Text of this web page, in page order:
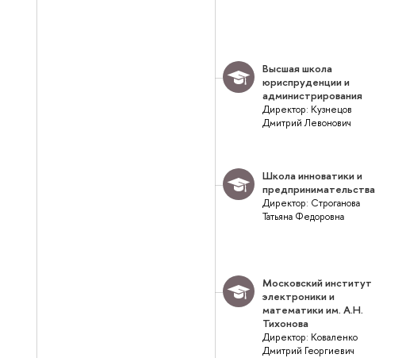
Высшая школа
юриспруденции и
администрирования
Директор: Кузнецов
Дмитрий Левонович
Школа инноватики и
предпринимательства
Директор: Строганова
Татьяна Федоровна
Московский институт
электроники и
математики им. А.Н.
Тихонова
Директор: Коваленко
Дмитрий Георгиевич